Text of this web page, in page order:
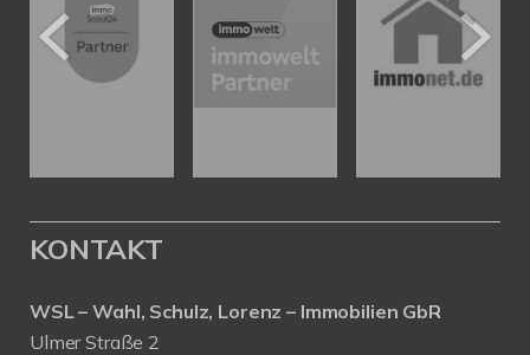
KONTAKT
WSL – Wahl, Schulz, Lorenz – Immobilien GbR
Ulmer Straße 2